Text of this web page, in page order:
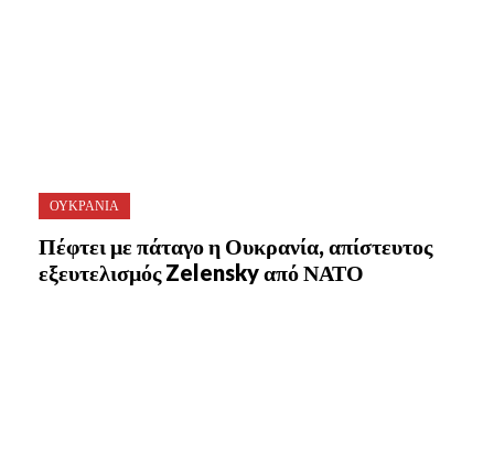
ΟΥΚΡΑΝΙΑ
Πέφτει με πάταγο η Ουκρανία, απίστευτος
εξευτελισμός Zelensky από ΝΑΤΟ